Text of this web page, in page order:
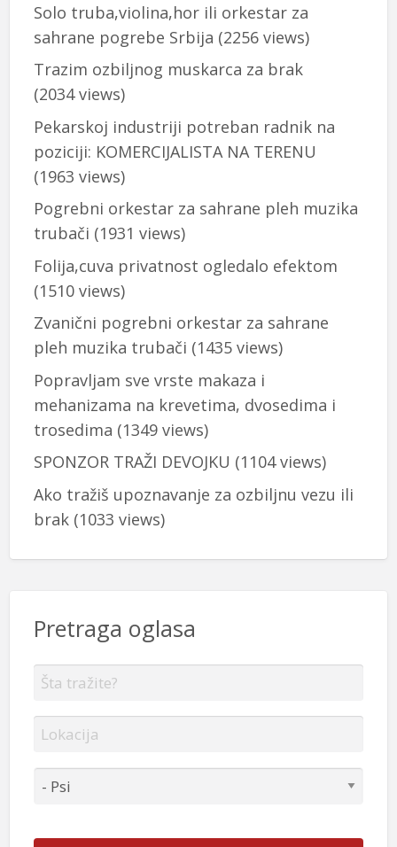
Solo truba,violina,hor ili orkestar za
sahrane pogrebe Srbija (2256 views)
Trazim ozbiljnog muskarca za brak
(2034 views)
Pekarskoj industriji potreban radnik na
poziciji: KOMERCIJALISTA NA TERENU
(1963 views)
Pogrebni orkestar za sahrane pleh muzika
trubači (1931 views)
Folija,cuva privatnost ogledalo efektom
(1510 views)
Zvanični pogrebni orkestar za sahrane
pleh muzika trubači (1435 views)
Popravljam sve vrste makaza i
mehanizama na krevetima, dvosedima i
trosedima (1349 views)
SPONZOR TRAŽI DEVOJKU (1104 views)
Ako tražiš upoznavanje za ozbiljnu vezu ili
brak(1033 views)
Pretraga oglasa